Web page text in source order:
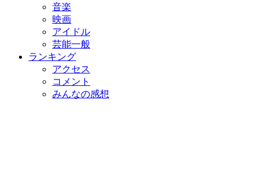
音楽
映画
アイドル
芸能一般
ランキング
アクセス
コメント
みんなの感想